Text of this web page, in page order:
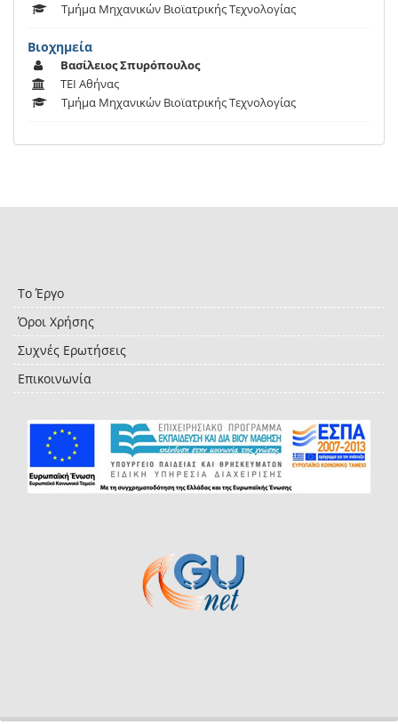
Τμήμα Μηχανικών Βιοϊατρικής Τεχνολογίας
Βιοχημεία
Βασίλειος Σπυρόπουλος
ΤΕΙ Αθήνας
Τμήμα Μηχανικών Βιοϊατρικής Τεχνολογίας
Το Έργο
Όροι Χρήσης
Συχνές Ερωτήσεις
Επικοινωνία